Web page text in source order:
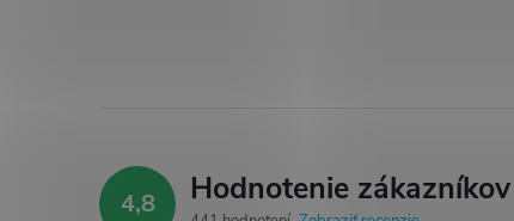
4,8 Hodnotenie zákazníkov